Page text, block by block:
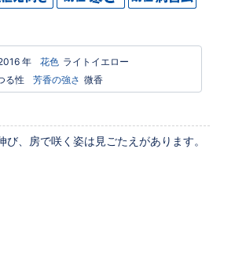
年 花色 ライトイエロー
る性 芳香の強さ 微香
、房で咲く姿は見ごたえがあります。